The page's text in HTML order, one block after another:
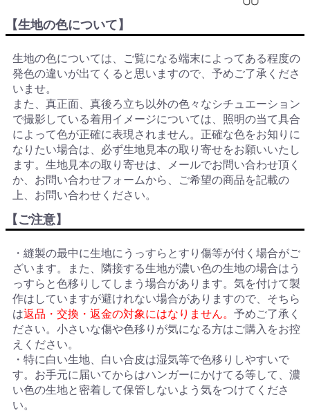
【生地の色について】
生地の色については、ご覧になる端末によってある程度の
発色の違いが出てくると思いますので、予めご了承くださ
いませ。
また、真正面、真後ろ立ち以外の色々なシチュエーション
で撮影している着用イメージについては、照明の当て具合
によって色が正確に表現されません。正確な色をお知りに
なりたい場合は、必ず生地見本の取り寄せをお願いいたし
ます。生地見本の取り寄せは、メールでお問い合わせ頂く
か、お問い合わせフォームから、ご希望の商品を記載の
上、お問い合わせください。
【ご注意】
・縫製の最中に生地にうっすらとすり傷等が付く場合がご
ざいます。また、隣接する生地が濃い色の生地の場合はう
っすらと色移りしてしまう場合があります。気を付けて製
作はしていますが避けれない場合がありますので、そちら
は返品・交換・返金の対象にはなりません。 予めご了承く
ださい。小さいな傷や色移りが気になる方はご購入をお控
えください。
・特に白い生地、白い合皮は湿気等で色移りしやすいで
す。お手元に届いてからはハンガーにかけてる等して、濃
い色の生地と密着して保管しないよう気をつけてくださ
い。